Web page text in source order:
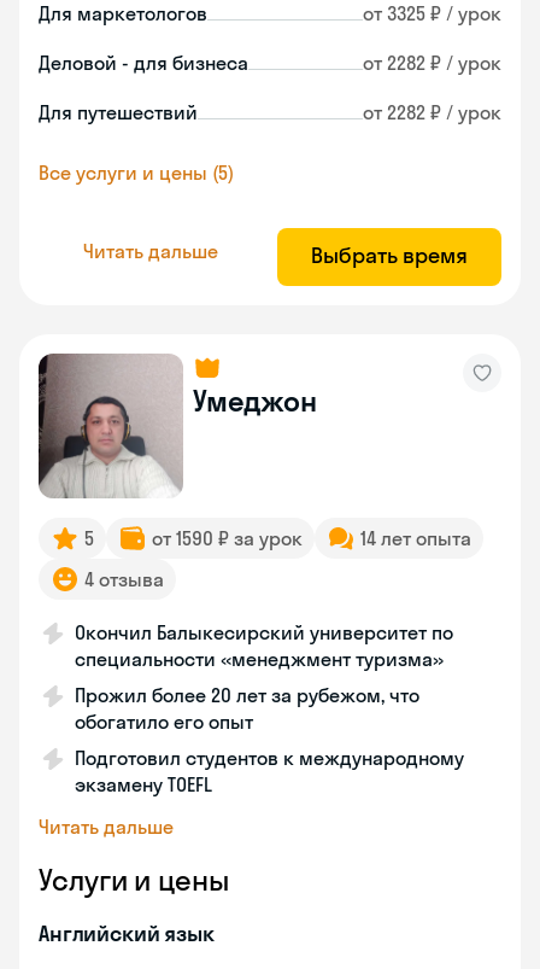
Для маркетологов от 3325 ₽ / урок
Деловой - для бизнеса от 2282 ₽ / урок
Для путешествий от 2282 ₽ / урок
Все услуги и цены (5)
Читать дальше Выбрать время
Умеджон
5 от 1590 ₽ за урок
14 лет опыта
4 отзыва
Окончил Балыкесирский университет по
специальности «менеджмент туризма»
Прожил более 20 лет за рубежом, что
обогатило его опыт
Подготовил студентов к международному
экзамену TOEFL
Читать дальше
Услуги и цены
Английский язык